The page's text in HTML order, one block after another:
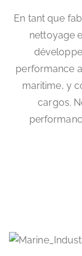
En tant que
nettoyage
performance
maritime, y
cargos.